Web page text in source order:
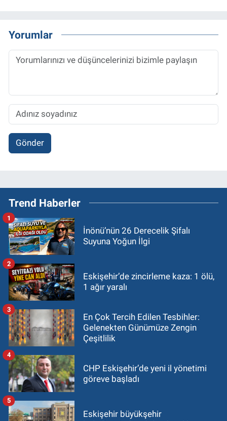
Yorumlar
Gönder
Trend Haberler
İnönü’nün 26 Derecelik Şifalı
Suyuna Yoğun İlgi
1
Eskişehir’de zincirleme kaza: 1 ölü,
1 ağır yaralı
2
En Çok Tercih Edilen Tesbihler:
Gelenekten Günümüze Zengin
Çeşitlilik
3
CHP Eskişehir’de yeni il yönetimi
göreve başladı
4
Eskişehir büyükşehir
5